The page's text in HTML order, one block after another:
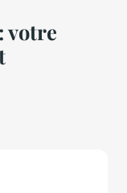
votre